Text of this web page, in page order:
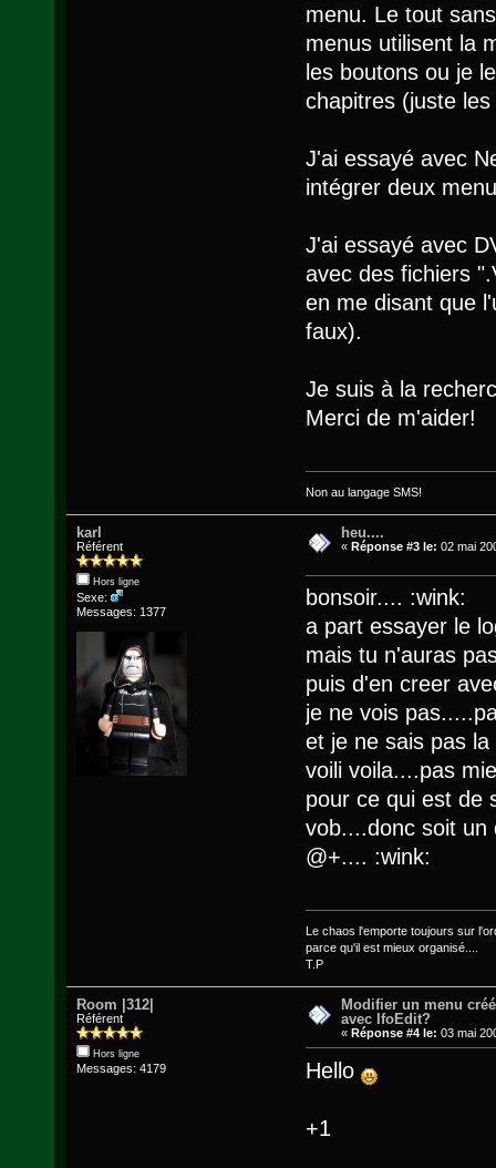
menu. Le tout
menus utilisent la
les boutons ou je
chapitres (juste
J'ai essayé avec
intégrer deux
J'ai essayé avec
avec des fichiers
en me disant que
faux).
Je suis à la
Merci de m'aider!
Non au langage SMS!
karl
Référent
Hors ligne
Sexe:
Messages: 1377
heu....
«Réponse #3 le: 02 mai
bonsoir.... :wink:
a part essayer le
mais tu n'auras
puis d'en creer
je ne vois
et je ne sais pas
voili voila....pas
pour ce qui est de
vob....donc soit
@+.... :wink:
Le chaos l'emporte toujours sur
parce qu'il est mieux organisé....
T.P
Room |312|
Référent
Hors ligne
Messages: 4179
Modifier un menu
avec IfoEdit?
«Réponse #4 le: 03 mai
Hello
+1